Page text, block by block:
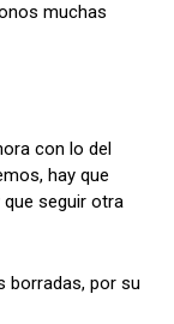
muchas
con lo del
hay que
seguir otra
borradas, por su